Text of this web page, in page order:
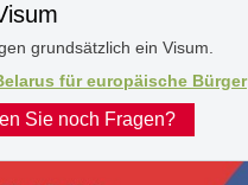
grundsätzlich ein Visum.
für europäische Bürger
Sie noch Fragen?